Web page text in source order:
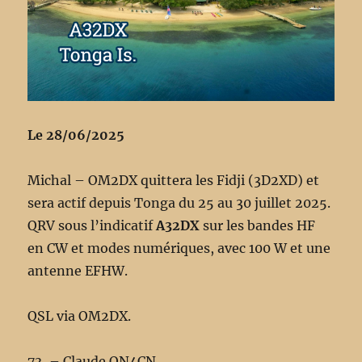
Le 28/06/2025
Michal – OM2DX quittera les Fidji (3D2XD) et
sera actif depuis Tonga du 25 au 30 juillet 2025.
QRV sous l’indicatifA32DX sur les bandes HF
en CW et modes numériques, avec 100 W et une
antenne EFHW.
QSL via OM2DX.